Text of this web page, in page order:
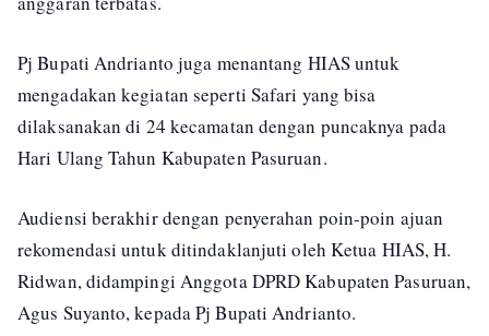
Pj Bupati Andrianto juga menantang HIAS untuk
mengadakan kegiatan seperti Safari yang bisa
dilaksanakan di 24 kecamatan dengan puncaknya pada
Hari Ulang Tahun Kabupaten Pasuruan.
Audiensi berakhir dengan penyerahan poin-poin ajuan
rekomendasi untuk ditindaklanjuti oleh Ketua HIAS, H.
Ridwan, didampingi Anggota DPRD Kabupaten Pasuruan,
Agus Suyanto, kepada Pj Bupati Andrianto.